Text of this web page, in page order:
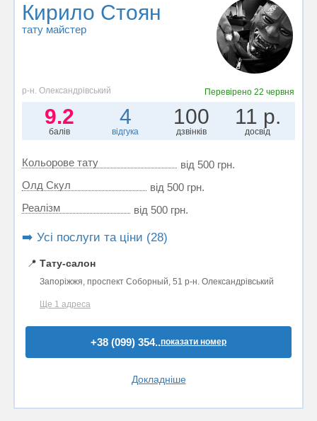
Кирило Стоян
тату майстер
р-н. Олександрівський Перевірено22 червня
9.2
балів
4
відгука
100
дзвінків
11 р.
досвід
Кольорове тату
від 500 грн.
Олд Скул
від 500 грн.
Реалізм
від 500 грн.
➡️ Усі послуги та ціни (28)
📍 Тату-салон
Запоріжжя, проспект Соборный, 51 р-н. Олександрівський
Ще 1 адреса
+38 (099) 354..показати номер
Докладніше